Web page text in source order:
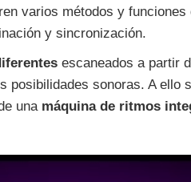
varios métodos y
y sincronización.
escaneados a partir
posibilidades sonoras. A ello
una máquina de ritmos